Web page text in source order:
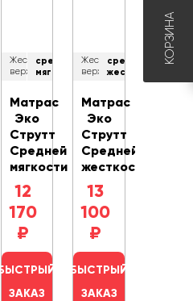
Жесткость
верх
средне-
мягкий
Матрас
Эко
Струтт
Средней
мягкости
12
170
₽
БЫСТРЫЙ
ЗАКАЗ
Жесткость
верх
средне-
жесткий
Матрас
Эко
Струтт
Средней
жесткости
13
100
₽
БЫСТРЫЙ
ЗАКАЗ
КОРЗИНА